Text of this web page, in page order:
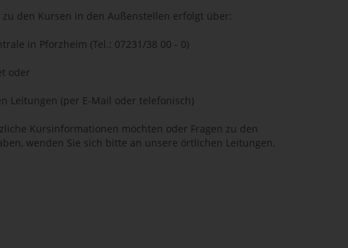
zu den Kursen in den Außenstellen erfolgt über:
in Pforzheim (Tel.: 07231/38 00 - 0)
oder
Leitungen (per E-Mail oder telefonisch)
Kursinformationen möchten oder Fragen zu den
wenden Sie sich bitte an unsere örtlichen Leitungen.